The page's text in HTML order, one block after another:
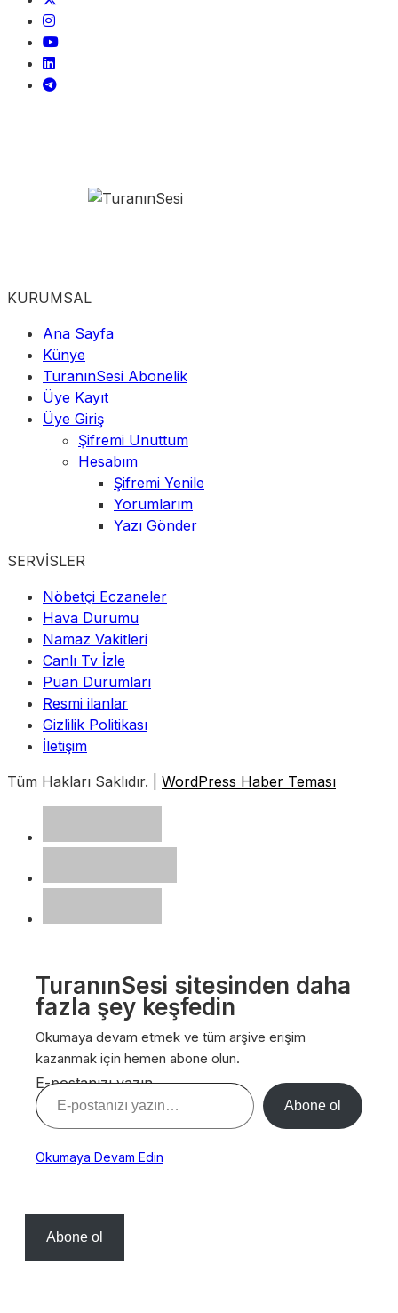
KURUMSAL
Ana Sayfa
Künye
TuranınSesi Abonelik
Üye Kayıt
Üye Giriş
Şifremi Unuttum
Hesabım
Şifremi Yenile
Yorumlarım
Yazı Gönder
SERVİSLER
Nöbetçi Eczaneler
Hava Durumu
Namaz Vakitleri
Canlı Tv İzle
Puan Durumları
Resmi ilanlar
Gizlilik Politikası
İletişim
Tüm Hakları Saklıdır. | WordPress Haber Teması
TuranınSesi sitesinden daha
fazla şey keşfedin
Okumaya devam etmek ve tüm arşive erişim
kazanmak için hemen abone olun.
E-postanızı yazın…
Abone ol
Okumaya Devam Edin
Abone ol